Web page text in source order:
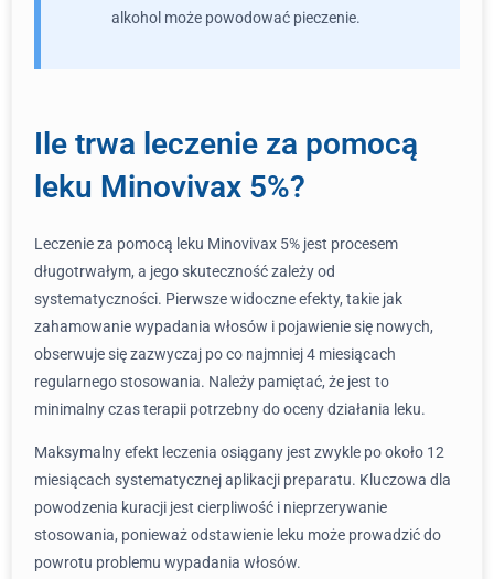
alkohol może powodować pieczenie.
Ile trwa leczenie za pomocą
leku Minovivax 5%?
Leczenie za pomocą leku Minovivax 5% jest procesem
długotrwałym, a jego skuteczność zależy od
systematyczności. Pierwsze widoczne efekty, takie jak
zahamowanie wypadania włosów i pojawienie się nowych,
obserwuje się zazwyczaj po co najmniej 4 miesiącach
regularnego stosowania. Należy pamiętać, że jest to
minimalny czas terapii potrzebny do oceny działania leku.
Maksymalny efekt leczenia osiągany jest zwykle po około 12
miesiącach systematycznej aplikacji preparatu. Kluczowa dla
powodzenia kuracji jest cierpliwość i nieprzerywanie
stosowania, ponieważ odstawienie leku może prowadzić do
powrotu problemu wypadania włosów.